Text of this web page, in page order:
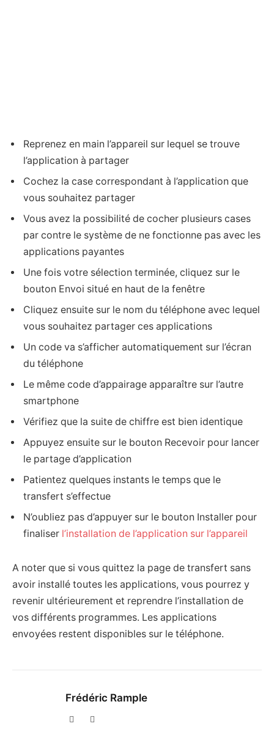
Reprenez en main l’appareil sur lequel se trouve
l’application à partager
Cochez la case correspondant à l’application que
vous souhaitez partager
Vous avez la possibilité de cocher plusieurs cases
par contre le système de ne fonctionne pas avec les
applications payantes
Une fois votre sélection terminée, cliquez sur le
bouton Envoi situé en haut de la fenêtre
Cliquez ensuite sur le nom du téléphone avec lequel
vous souhaitez partager ces applications
Un code va s’afficher automatiquement sur l’écran
du téléphone
Le même code d’appairage apparaître sur l’autre
smartphone
Vérifiez que la suite de chiffre est bien identique
Appuyez ensuite sur le bouton Recevoir pour lancer
le partage d’application
Patientez quelques instants le temps que le
transfert s’effectue
N’oubliez pas d’appuyer sur le bouton Installer pour
finaliser l’installation de l’application sur l’appareil
A noter que si vous quittez la page de transfert sans
avoir installé toutes les applications, vous pourrez y
revenir ultérieurement et reprendre l’installation de
vos différents programmes. Les applications
envoyées restent disponibles sur le téléphone.
Frédéric Rample